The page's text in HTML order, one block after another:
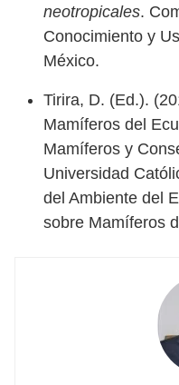
neotropicales.
Conocimiento y
México.
Tirira, D. (Ed.).
Mamíferos del
Mamíferos y
Universidad
del Ambiente del
sobre Mamíferos